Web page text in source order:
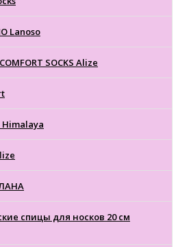
Lanoso
SOCKS Alize
Himalaya
спицы для носков 20 см